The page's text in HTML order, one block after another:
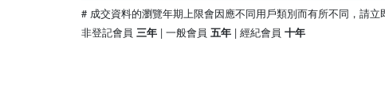
# 成交資料的瀏覽年期上限會因應不同用戶類別而有所不同，請立
非登記會員 三年 | 一般會員 五年 | 經紀會員 十年